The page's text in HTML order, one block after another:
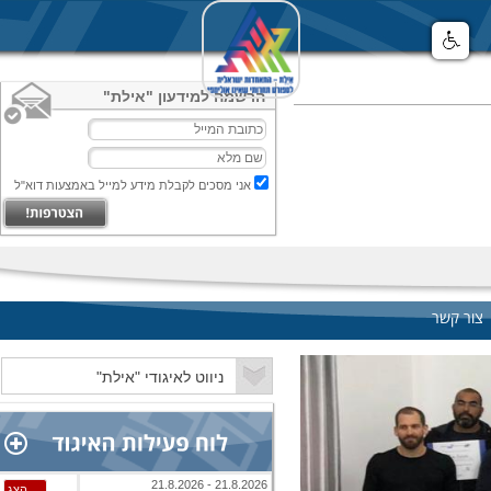
הרשמה למידעון "אילת"
אני מסכים לקבלת מידע למייל באמצעות דוא"ל
צור קשר
21.8.2026 - 21.8.2026